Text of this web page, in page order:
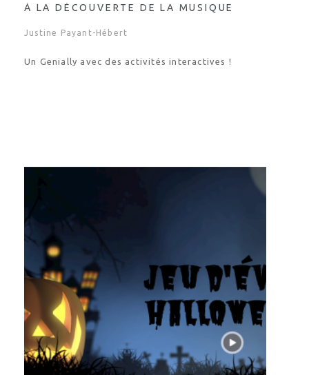
À LA DÉCOUVERTE DE LA MUSIQUE
Justine Payant-Hébert
Un Genially avec des activités interactives !